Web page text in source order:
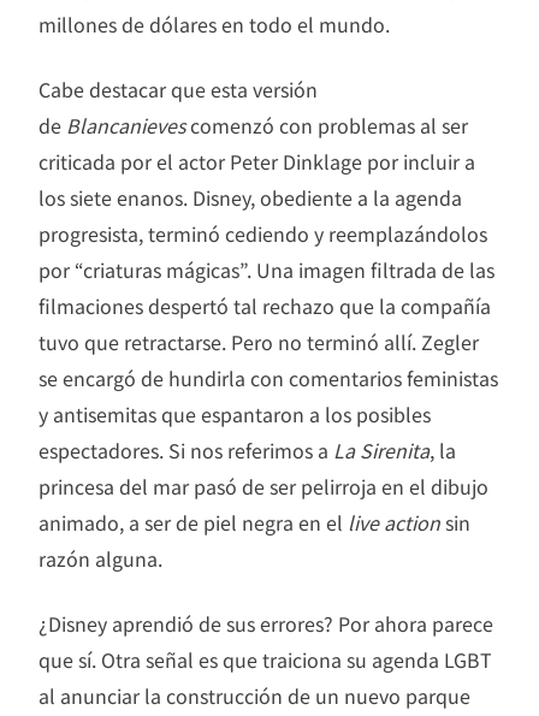
millones de dólares en todo el mundo.
Cabe destacar que esta versión
de Blancanievescomenzó con problemas al ser
criticada por el actor Peter Dinklage por incluir a
los siete enanos. Disney, obediente a la agenda
progresista, terminó cediendo y reemplazándolos
por “criaturas mágicas”. Una imagen filtrada de las
filmaciones despertó tal rechazo que la compañía
tuvo que retractarse. Pero no terminó allí. Zegler
se encargó de hundirla con comentarios feministas
y antisemitas que espantaron a los posibles
espectadores. Si nos referimos a La Sirenita, la
princesa del mar pasó de ser pelirroja en el dibujo
animado, a ser de piel negra en el live actionsin
razón alguna.
¿Disney aprendió de sus errores? Por ahora parece
que sí. Otra señal es que traiciona su agenda LGBT
al anunciar la construcción de un nuevo parque